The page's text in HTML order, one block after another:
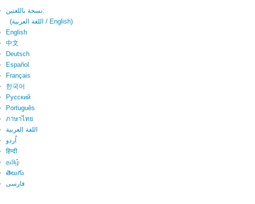
نسخة باللغتين:
(اللغة العربية / English)
English
中文
Deutsch
Español
Français
한국어
Русский
Português
ภาษาไทย
اللغة العربية
اُردو
हिन्दी
தமிழ்
తెలుగు
فارسی